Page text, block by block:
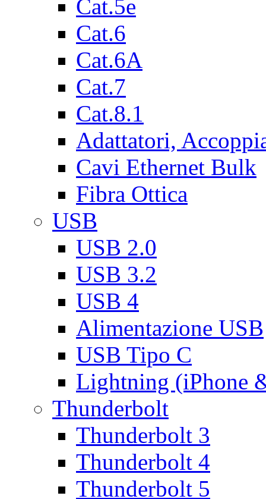
Cat.5e
Cat.6
Cat.6A
Cat.7
Cat.8.1
Adattatori,
Cavi Ethernet Bulk
Fibra Ottica
USB
USB 2.0
USB 3.2
USB 4
Alimentazione USB
USB Tipo C
Lightning (iPhone
Thunderbolt
Thunderbolt 3
Thunderbolt 4
Thunderbolt 5